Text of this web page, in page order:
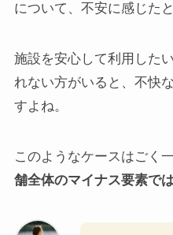
について、不安に感じた
施設を安心して利用した
れない方がいると、不快
すよね。
このようなケースはごく
舗全体のマイナス要素で